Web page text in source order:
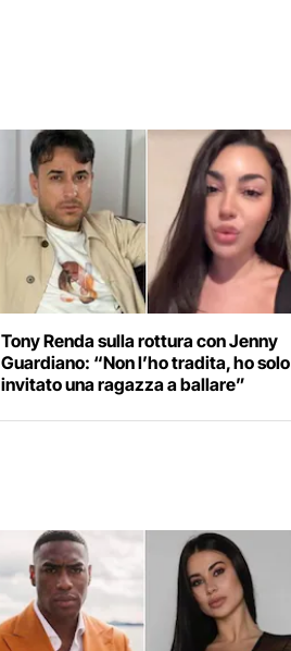
Tony Renda sulla rottura con Jenny
Guardiano: “Non l’ho tradita, ho solo
invitato una ragazza a ballare”